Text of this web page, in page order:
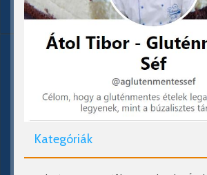
Kategóriák